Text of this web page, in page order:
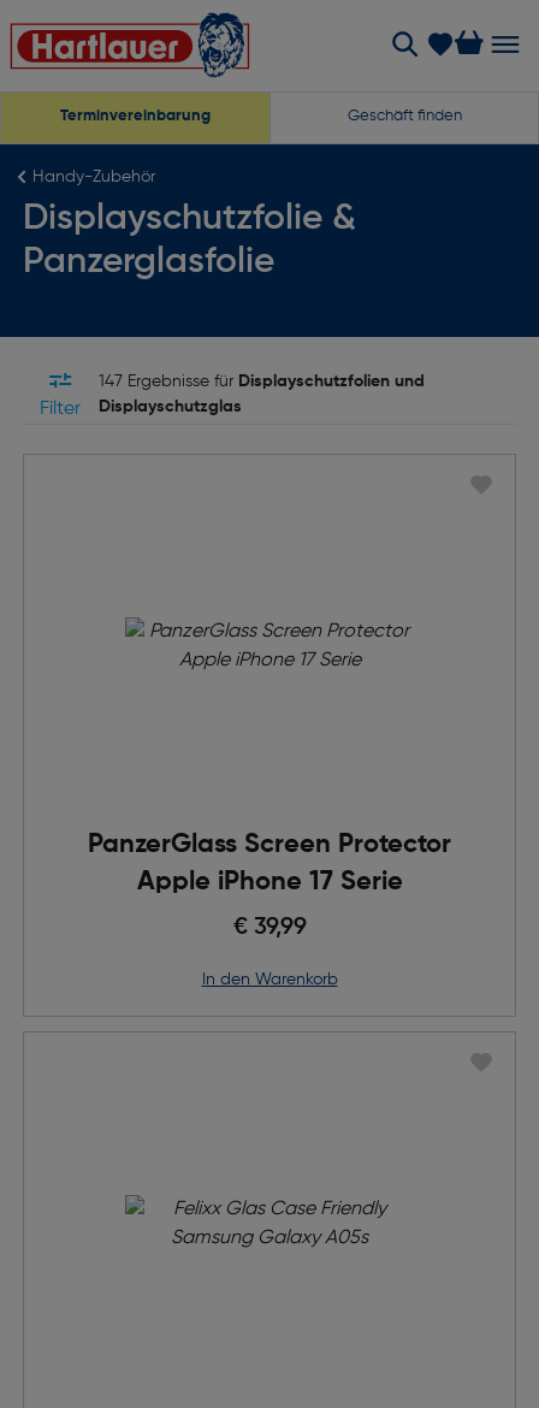
Terminvereinbarung Geschäft finden
Handy-Zubehör
Displayschutzfolie &
Panzerglasfolie
Filter
147 Ergebnisse für Displayschutzfolien und
Displayschutzglas
PanzerGlass Screen Protector
Apple iPhone 17 Serie
€ 39,99
in den Warenkorb